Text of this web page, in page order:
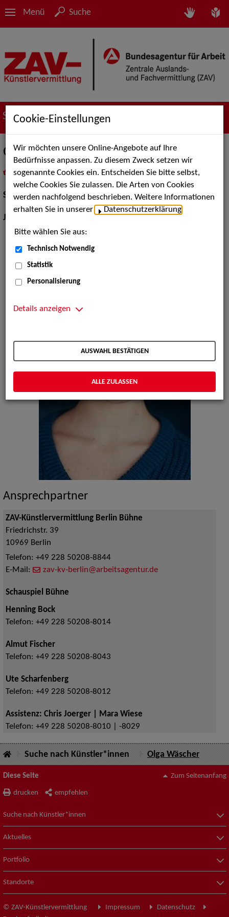
Menü Suche
Suche nach Künstler*innen
Olga Wäscher
als PDF speichern
inMeine Merklistelegen
Schauspiel:Bühne
Jahrgang:
Ansprechpartner
ZAV-Künstlervermittlung Berlin Bühne
Friedrichstr. 39
10969 Berlin
Telefon: +49 228 50208-8844
E-Mail:
zav-kv-berlin@arbeitsagentur.de
Schauspiel Bühne
Henning Bock
Telefon: +49 228 50208-8014
Almut Fischer
Telefon: +49 228 50208-8043
Ute Scharfenberg
Telefon: +49 228 50208-8012
Assistenz: Chris Joerger | Mara Wiese
Telefon: +49 228 50208-8010 | -8029
Suche nach Künstler*innen Olga Wäscher
Diese Seite
drucken empfehlen
Zum Seitenanfang
Suche nach Künstler*innen
Aktuelles
Portfolio
Standorte
© ZAV-Künstlervermittlung Impressum
Datenschutz
Cookie-Einstellungen
Wir möchten unsere Online-Angebote auf Ihre
Bedürfnisse anpassen. Zu diesem Zweck setzen wir
sogenannte Cookies ein. Entscheiden Sie bitte selbst,
welche Cookies Sie zulassen. Die Arten von Cookies
werden nachfolgend beschrieben. Weitere Informationen
erhalten Sie in unserer
Datenschutzerklärung
Bitte wählen Sie aus:
Technisch Notwendig
Statistik
Personalisierung
Details anzeigen
AUSWAHL BESTÄTIGEN
ALLE ZULASSEN